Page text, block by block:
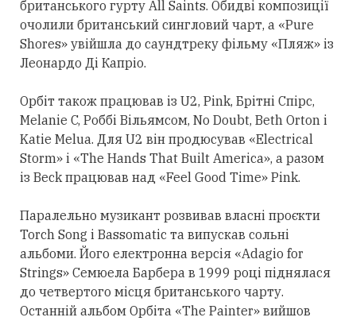
британського гурту All Saints. Обидві композиції
очолили британський сингловий чарт, а «Pure
Shores» увійшла до саундтреку фільму «Пляж» із
Леонардо Ді Капріо.
Орбіт також працював із U2, Pink, Брітні Спірс,
Melanie C, Роббі Вільямсом, No Doubt, Beth Orton і
Katie Melua. Для U2 він продюсував «Electrical
Storm» і «The Hands That Built America», а разом
із Beck працював над «Feel Good Time» Pink.
Паралельно музикант розвивав власні проєкти
Torch Song і Bassomatic та випускав сольні
альбоми. Його електронна версія «Adagio for
Strings» Семюела Барбера в 1999 році піднялася
до четвертого місця британського чарту.
Останній альбом Орбіта «The Painter» вийшов